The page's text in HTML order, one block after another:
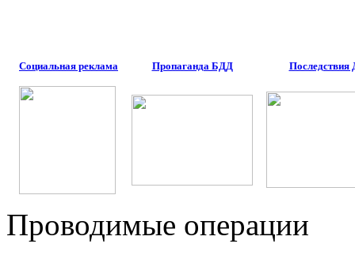
Социальная реклама Пропаганда БДД
Проводимые операции